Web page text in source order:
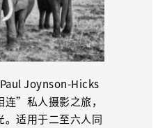
Joynson-Hicks
”私人摄影之旅，
。适用于二至六人同